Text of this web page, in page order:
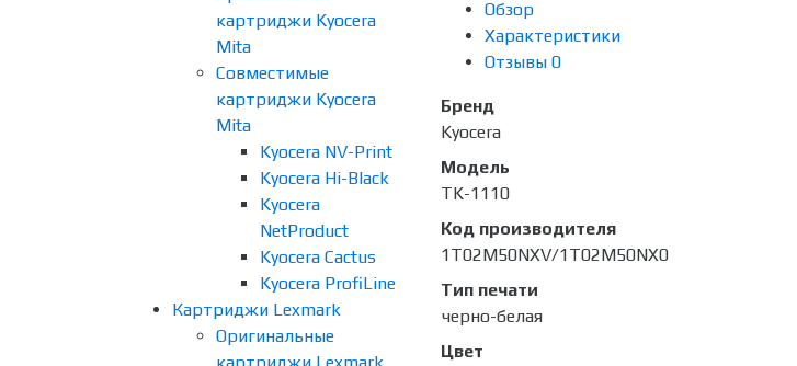
картриджи Kyocera
Mita
Совместимые
картриджи Kyocera
Mita
Kyocera NV-Print
Kyocera Hi-Black
Kyocera
NetProduct
Kyocera Cactus
Kyocera ProfiLine
Картриджи Lexmark
Оригинальные
Обзор
Характеристики
Отзывы 0
Бренд
Kyocera
Модель
TK-1110
Код производителя
1T02M50NXV/1T02M50NX0
Тип печати
черно-белая
Цвет